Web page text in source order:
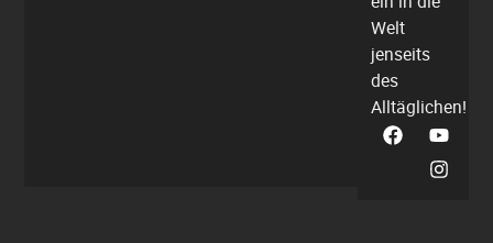
Welt
jenseits
des
Alltäglichen!